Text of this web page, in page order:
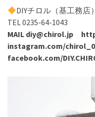
DIYチロル（基工務店）
TEL 0235-64-1043
MAIL diy@chirol.jp
instagram.com/
facebook.com/